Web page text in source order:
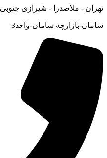
تهران - ملاصدرا - شیرازی جنوبی
سامان-بازارچه سامان-واحد3